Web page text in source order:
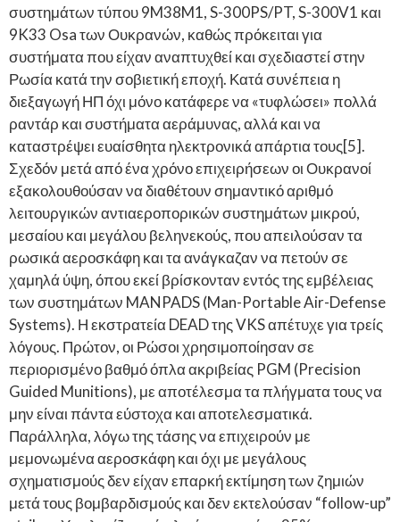
συστημάτων τύπου 9M38M1, S-300PS/PT, S-300V1 και
9K33 Osa των Ουκρανών, καθώς πρόκειται για
συστήματα που είχαν αναπτυχθεί και σχεδιαστεί στην
Ρωσία κατά την σοβιετική εποχή. Κατά συνέπεια η
διεξαγωγή ΗΠ όχι μόνο κατάφερε να «τυφλώσει» πολλά
ραντάρ και συστήματα αεράμυνας, αλλά και να
καταστρέψει ευαίσθητα ηλεκτρονικά απάρτια τους[5].
Σχεδόν μετά από ένα χρόνο επιχειρήσεων οι Ουκρανοί
εξακολουθούσαν να διαθέτουν σημαντικό αριθμό
λειτουργικών αντιαεροπορικών συστημάτων μικρού,
μεσαίου και μεγάλου βεληνεκούς, που απειλούσαν τα
ρωσικά αεροσκάφη και τα ανάγκαζαν να πετούν σε
χαμηλά ύψη, όπου εκεί βρίσκονταν εντός της εμβέλειας
των συστημάτων MANPADS (Man-Portable Air-Defense
Systems). Η εκστρατεία DEAD της VKS απέτυχε για τρείς
λόγους. Πρώτον, οι Ρώσοι χρησιμοποίησαν σε
περιορισμένο βαθμό όπλα ακριβείας PGM (Precision
Guided Munitions), με αποτέλεσμα τα πλήγματα τους να
μην είναι πάντα εύστοχα και αποτελεσματικά.
Παράλληλα, λόγω της τάσης να επιχειρούν με
μεμονωμένα αεροσκάφη και όχι με μεγάλους
σχηματισμούς δεν είχαν επαρκή εκτίμηση των ζημιών
μετά τους βομβαρδισμούς και δεν εκτελούσαν “follow-up”